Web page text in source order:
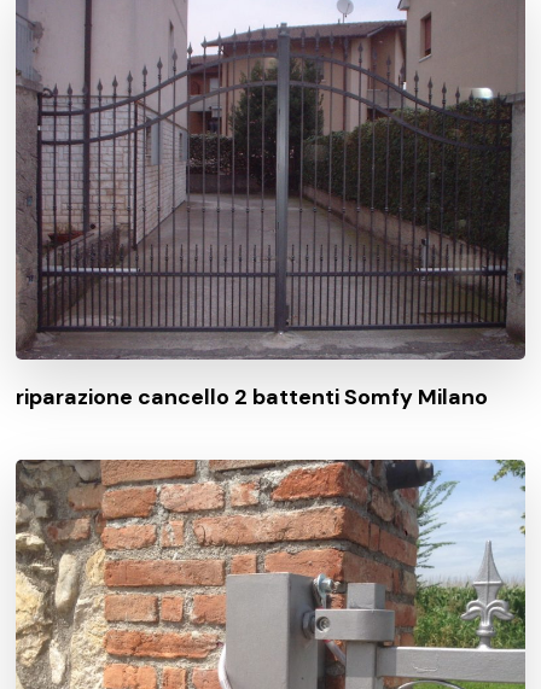
riparazione cancello 2 battenti Somfy Milano